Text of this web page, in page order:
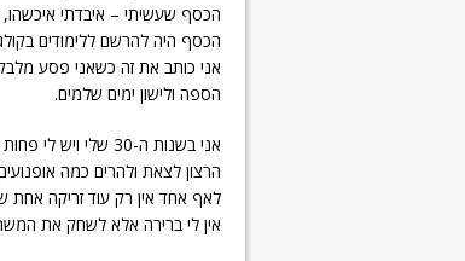
הכסף שעשיתי – איבדתי איכשהו,
הכסף היה להרשם ללימודים
אני כותב את זה כשאני פסע
הספה ולישון ימים שלמים.
הרצון לצאת ולהרים כמה
לאף אחד אין רק עוד זריקה אחת
אין לי ברירה אלא לשחק את